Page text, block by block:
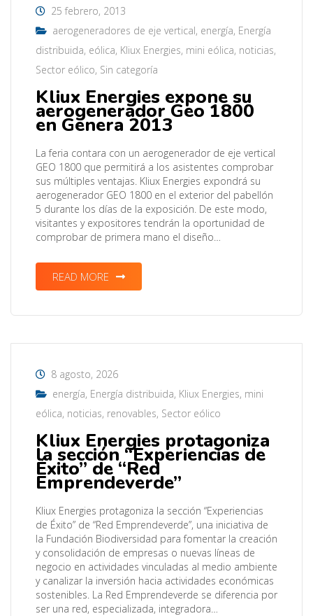
25 febrero, 2013
aerogeneradores de eje vertical, energía, Energía
distribuida, eólica, Kliux Energies, mini eólica, noticias,
Sector eólico, Sin categoría
Kliux Energies expone su
aerogenerador Geo 1800
en Genera 2013
La feria contara con un aerogenerador de eje vertical
GEO 1800 que permitirá a los asistentes comprobar
sus múltiples ventajas. Kliux Energies expondrá su
aerogenerador GEO 1800 en el exterior del pabellón
5 durante los días de la exposición. De este modo,
visitantes y expositores tendrán la oportunidad de
comprobar de primera mano el diseño…
READ MORE
8 agosto, 2026
energía, Energía distribuida, Kliux Energies, mini
eólica, noticias, renovables, Sector eólico
Kliux Energies protagoniza
la sección “Experiencias de
Éxito” de “Red
Emprendeverde”
Kliux Energies protagoniza la sección “Experiencias
de Éxito” de “Red Emprendeverde”, una iniciativa de
la Fundación Biodiversidad para fomentar la creación
y consolidación de empresas o nuevas líneas de
negocio en actividades vinculadas al medio ambiente
y canalizar la inversión hacia actividades económicas
sostenibles. La Red Emprendeverde se diferencia por
ser una red, especializada, integradora…